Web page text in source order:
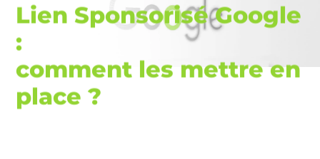
Lien Sponsorisé Google
:
comment les mettre en
place ?